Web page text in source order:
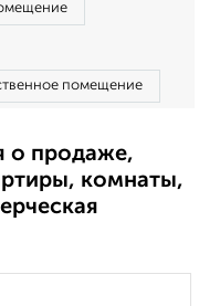
помещение
о продаже,
комнаты,